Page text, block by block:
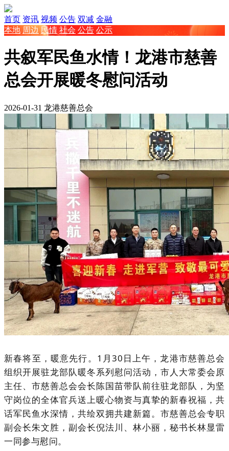
首页 资讯 视频 公告 双减 金融
本地 周边 民情 社会 公告 公示
共叙军民鱼水情！龙港市慈善
总会开展暖冬慰问活动
2026-01-31 龙港慈善总会
新春将至，暖意先行。1月30日上午，龙港市慈善总会
组织开展驻龙部队暖冬系列慰问活动，市人大常委会原
主任、市慈善总会会长陈国苗带队前往驻龙部队，为坚
守岗位的全体官兵送上暖心物资与真挚的新春祝福，共
话军民鱼水深情，共绘双拥共建新篇。市慈善总会专职
副会长朱文胜，副会长倪法川、林小丽，秘书长林显雷
一同参与慰问。